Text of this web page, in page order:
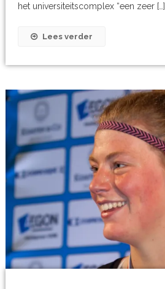
het universiteitscomplex “een zeer […]
Lees verder